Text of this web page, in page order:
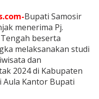
Bupati Samosir
menerima Pj.
beserta
melaksanakan studi
dan
2024 di Kabupaten
Aula Kantor Bupati